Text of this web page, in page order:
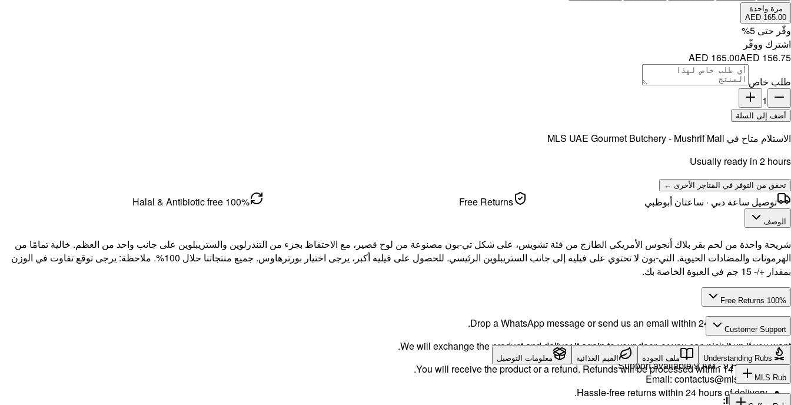
مرة واحدة
AED 165.00
وفّر حتى 5
%
اشترك ووفّر
AED 165.00AED 156.75
طلب خاص
1
أضف إلى السلة
الاستلام متاح في MLS UAE Gourmet Butchery - Mushrif Mall
Usually ready in 2 hours
تحقق من التوفر في المتاجر الأخرى ←
توصيل ساعة دبي · ساعتان أبوظبي Free Returns
100% Halal & Antibiotic free
الوصف
شريحة واحدة من لحم بقر بلاك أنجوس الأمريكي الطازج من فئة تشويس، على شكل تي-بون مصنوعة من لوح قصير، مع الاحتفاظ بجزء من التندرلوين والستريبلوين على جانب واحد من العظم. خالية تمامًا من
الهرمونات والمضادات الحيوية. التي-بون لا تحتوي على فيليه إلى جانب الستريبلوين الرئيسي. للحصول على فيليه أكبر، يرجى اختيار بورترهاوس. جميع منتجاتنا حلال 100%. ملاحظة: يرجى توقع تفاوت في الوزن
بمقدار +/- 15 جم في العبوة الخاصة بك.
100% Free Returns
Drop a WhatsApp message or send us an email within 24 hours after delivery.
We will exchange the product and deliver it again to your door, or you can pick it up if you want.
You will receive the product or a refund. Refunds will be processed within 14 working days.
Customer Support
Call or WhatsApp:
+971504516403
Support available 9 AM - 9 PM daily.
Email: contactus@mlsuae.ae
Hassle-free returns within 24 hours of delivery.
Understanding Rubs ملف الجودة القيم الغذائية معلومات التوصيل
MLS Rub
INGREDIENTS: